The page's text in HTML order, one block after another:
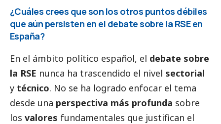
¿Cuáles crees que son los otros puntos débiles
que aún persisten en el debate sobre la RSE en
España?
En el ámbito político español, el debate sobre
la RSE nunca ha trascendido el nivel sectorial
y técnico. No se ha logrado enfocar el tema
desde una perspectiva más profunda sobre
los valores fundamentales que justifican el